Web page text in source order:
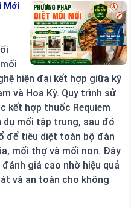
Mới
hiện đại kết hợp giữa kỹ
và Hoa Kỳ. Quy trình sử
kết hợp thuốc Requiem
dụ mối tập trung, sau đó
để tiêu diệt toàn bộ đàn
mối thợ và mối non. Đây
giá cao nhờ hiệu quả
và an toàn cho không